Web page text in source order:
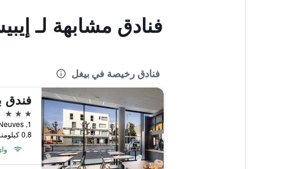
فنادق مشابهة لـ
فنادق رخيصة في بيغل
3 نجوم
0.8 كيلومتر عن وسط المدينة